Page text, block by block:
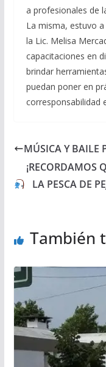
a profesionales de
La misma, estuvo a
la Lic. Melisa
capacitaciones en
brindar
puedan poner en
corresponsabilidad
MÚSICA Y BAILE
¡RECORDAMOS
LA PESCA DE
También